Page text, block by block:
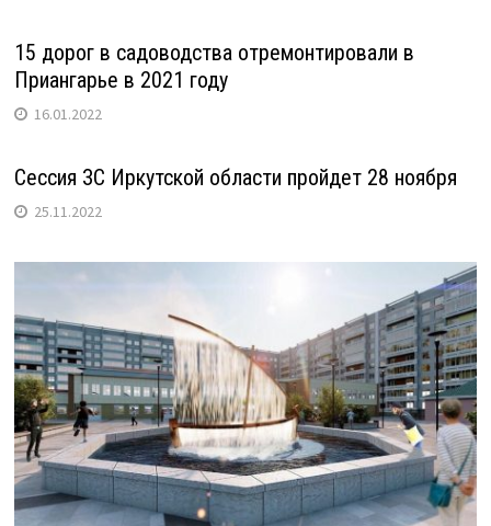
15 дорог в садоводства отремонтировали в
Приангарье в 2021 году
16.01.2022
Сессия ЗС Иркутской области пройдет 28 ноября
25.11.2022